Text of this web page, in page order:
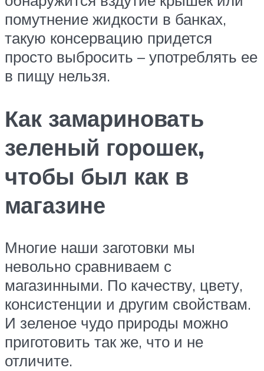
помутнение жидкости в банках,
такую консервацию придется
просто выбросить – употреблять ее
в пищу нельзя.
Как замариновать
зеленый горошек,
чтобы был как в
магазине
Многие наши заготовки мы
невольно сравниваем с
магазинными. По качеству, цвету,
консистенции и другим свойствам.
И зеленое чудо природы можно
приготовить так же, что и не
отличите.